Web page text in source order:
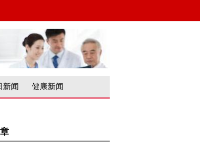
新闻 健康新闻